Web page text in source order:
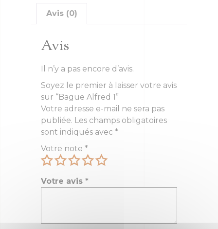
Avis (0)
Avis
Il n’y a pas encore d’avis.
Soyez le premier à laisser votre avis
sur “Bague Alfred 1”
Votre adresse e-mail ne sera pas
publiée. Les champs obligatoires
sont indiqués avec *
Votre note *
Votre avis *